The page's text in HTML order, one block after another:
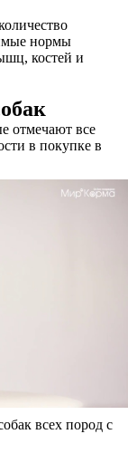
нормы
костей и
отмечают все
в покупке в
всех пород с